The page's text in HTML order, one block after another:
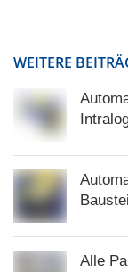
WEITERE
Alle